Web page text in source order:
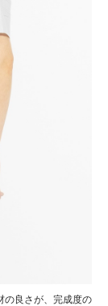
の良さが、完成度の